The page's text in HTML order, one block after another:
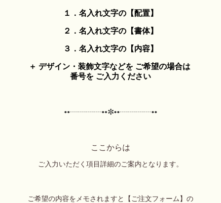
１．名入れ文字の【配置】
２．名入れ文字の【書体】
３．名入れ文字の【内容】
＋ デザイン・装飾文字などを ご希望の場合は
番号を ご入力ください
••┈┈┈┈••✼••┈┈┈┈••
ここからは
ご入力いただく項目詳細のご案内となります。
ご希望の内容をメモされますと【ご注文フォーム】の